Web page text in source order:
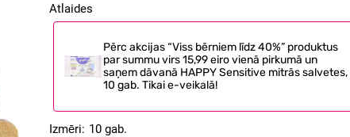
Izmēri 10 gab.
Atlaides
Pērc akcijas “Viss bērniem līdz 40%” produktus
par summu virs 15,99 eiro vienā pirkumā un
saņem dāvanā HAPPY Sensitive mitrās salvetes,
10 gab. Tikai e-veikalā!